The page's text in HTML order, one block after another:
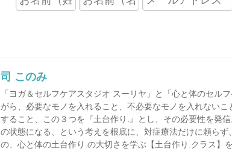
司 このみ
「ヨガ＆セルフケアスタジオ スーリヤ」と「心と体のセ
がら、必要なモノを入れること、不必要なモノを入れないこ
すること、この３つを『土台作り.』とし、その必要性を発
の状態になる、という考えを根底に、対症療法だけに頼ら
の、心と体の土台作り.の大切さを学ぶ【土台作り.クラス】